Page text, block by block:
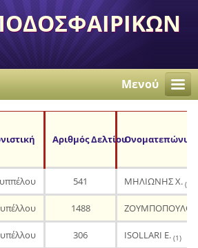
Μενού
Αριθμός Δελτίου
541 ΜΗΛΙΩΝΗΣ Χ.(1)
1488
306 ISOLLARI E.(1)